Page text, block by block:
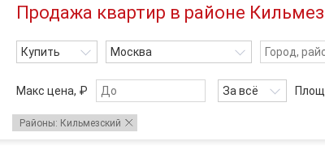
Продажа квартир в районе
Купить Москва
Макс цена, ₽ За всё
Районы: Кильмезский